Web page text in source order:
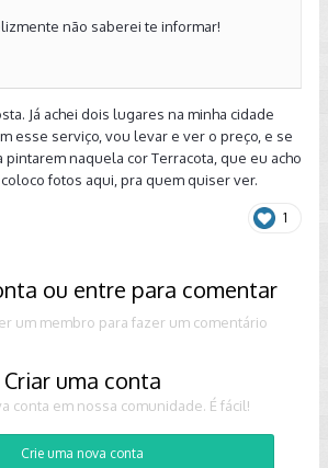
não saberei te informar!
Já achei dois lugares na minha cidade
esse serviço, vou levar e ver o preço, e se
pintarem naquela cor Terracota, que eu acho
fotos aqui, pra quem quiser ver.
1
ou entre para comentar
um membro para fazer um comentário
Criar uma conta
conta em nossa comunidade. É fácil!
Crie uma nova conta